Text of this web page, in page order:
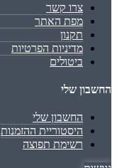
צרו קשר
מפת האתר
תקנון
מדיניות הפרטיות
ביטולים
החשבון שלי
החשבון שלי
היסטוריית ההזמנות
רשימת תפוצה